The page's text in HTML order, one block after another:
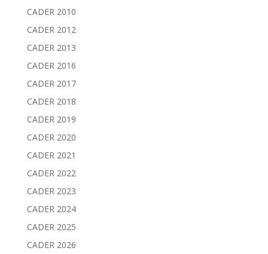
CADER 2010
CADER 2012
CADER 2013
CADER 2016
CADER 2017
CADER 2018
CADER 2019
CADER 2020
CADER 2021
CADER 2022
CADER 2023
CADER 2024
CADER 2025
CADER 2026